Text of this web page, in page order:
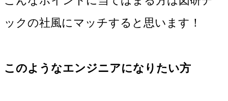
ックの社風にマッチすると思います！
このようなエンジニアになりたい方